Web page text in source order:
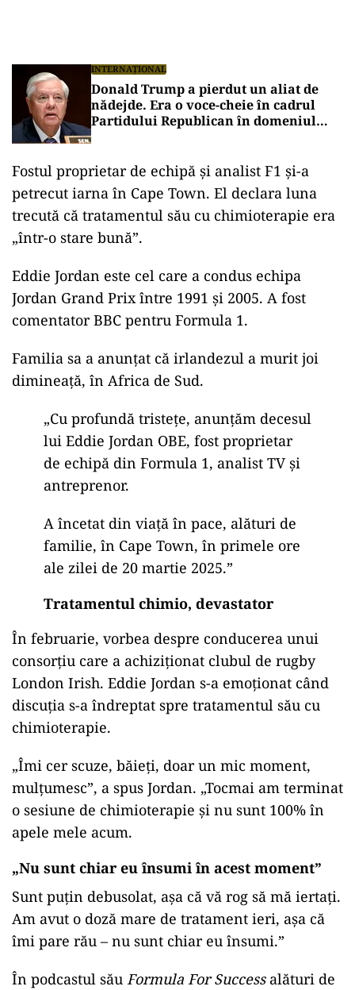
INTERNAȚIONAL
Donald Trump a pierdut un aliat de
nădejde. Era o voce-cheie în cadrul
Partidului Republican în domeniul
Fostul proprietar de echipă și analist F1 și-a
petrecut iarna în Cape Town. El declara luna
trecută că tratamentul său cu chimioterapie era
„într-o stare bună”.
Eddie Jordan este cel care a condus echipa
Jordan Grand Prix între 1991 și 2005. A fost
comentator BBC pentru Formula 1.
Familia sa a anunțat că irlandezul a murit joi
dimineață, în Africa de Sud.
„Cu profundă tristețe, anunțăm decesul
lui Eddie Jordan OBE, fost proprietar
de echipă din Formula 1, analist TV și
antreprenor.
A încetat din viață în pace, alături de
familie, în Cape Town, în primele ore
ale zilei de 20 martie 2025.”
Tratamentul chimio, devastator
În februarie, vorbea despre conducerea unui
consorțiu care a achiziționat clubul de rugby
London Irish. Eddie Jordan s-a emoționat când
discuția s-a îndreptat spre tratamentul său cu
chimioterapie.
„Îmi cer scuze, băieți, doar un mic moment,
mulțumesc”, a spus Jordan. „Tocmai am terminat
o sesiune de chimioterapie și nu sunt 100% în
apele mele acum.
„Nu sunt chiar eu însumi în acest moment”
Sunt puțin debusolat, așa că vă rog să mă iertați.
Am avut o doză mare de tratament ieri, așa că
îmi pare rău – nu sunt chiar eu însumi.”
În podcastul său Formula For Successalături de